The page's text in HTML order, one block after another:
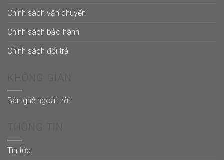
Chính sách vận chuyển
Chính sách bảo hành
Chính sách đổi trả
Bàn ghế ngoài trời
Tin tức